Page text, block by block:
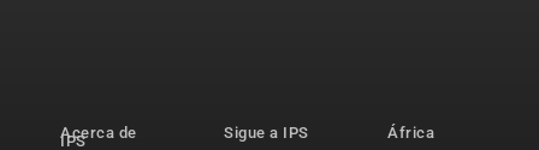
Acerca de
IPS
Sigue a IPS
África